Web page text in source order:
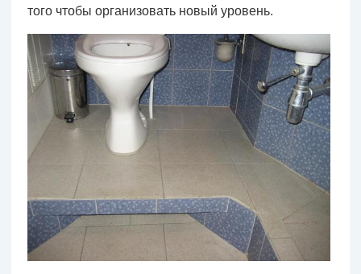
того чтобы организовать новый уровень.